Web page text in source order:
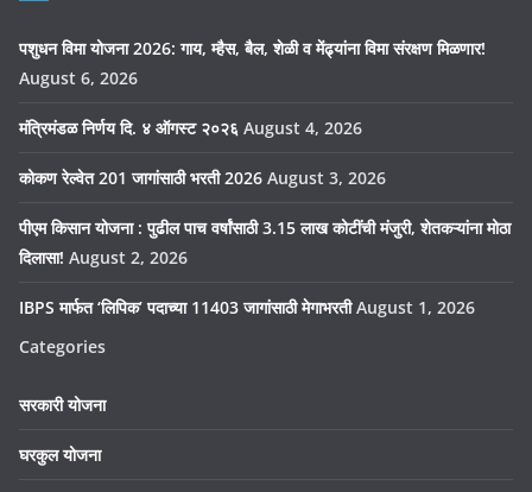
पशुधन विमा योजना 2026: गाय, म्हैस, बैल, शेळी व मेंढ्यांना विमा संरक्षण मिळणार!
August 6, 2026
मंत्रिमंडळ निर्णय दि. ४ ऑगस्ट २०२६ August 4, 2026
कोकण रेल्वेत 201 जागांसाठी भरती 2026 August 3, 2026
पीएम किसान योजना : पुढील पाच वर्षांसाठी 3.15 लाख कोटींची मंजुरी, शेतकऱ्यांना मोठा
दिलासा! August 2, 2026
IBPS मार्फत ‘लिपिक’ पदाच्या 11403 जागांसाठी मेगाभरती August 1, 2026
Categories
सरकारी योजना
घरकुल योजना